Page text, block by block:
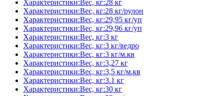
Характеристики:Вес, кг:28 кг
Характеристики:Вес, кг:28 кг/рулон
Характеристики:Вес, кг:29,95 кг/уп
Характеристики:Вес, кг:29,96 кг/уп
Характеристики:Вес, кг:3 кг
Характеристики:Вес, кг:3 кг/ведро
Характеристики:Вес, кг:3 кг/м.кв
Характеристики:Вес, кг:3,27 кг
Характеристики:Вес, кг:3,5 кг/м.кв
Характеристики:Вес, кг:3.1 кг
Характеристики:Вес, кг:30 кг